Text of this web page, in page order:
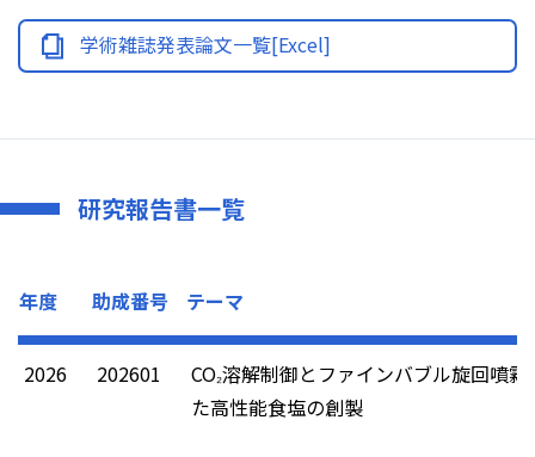
学術雑誌発表論文一覧[Excel]
研究報告書一覧
年度 助成番号 テーマ
2026 202601 CO₂溶解制御とファインバブル旋回噴霧
た高性能食塩の創製